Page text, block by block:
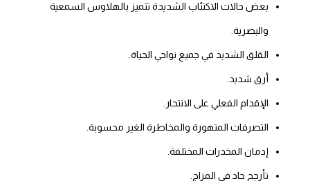
بعض حالات الاكتئاب الشديدة تتميز بالهلاوس السمعية
والبصرية.
القلق الشديد في جميع نواحي الحياة.
أرق شديد.
الإقدام الفعلي على الانتحار.
التصرفات المتهورة والمخاطرة الغير محسوبة.
إدمان المخدرات المختلفة.
تأرجح حاد في المزاج.